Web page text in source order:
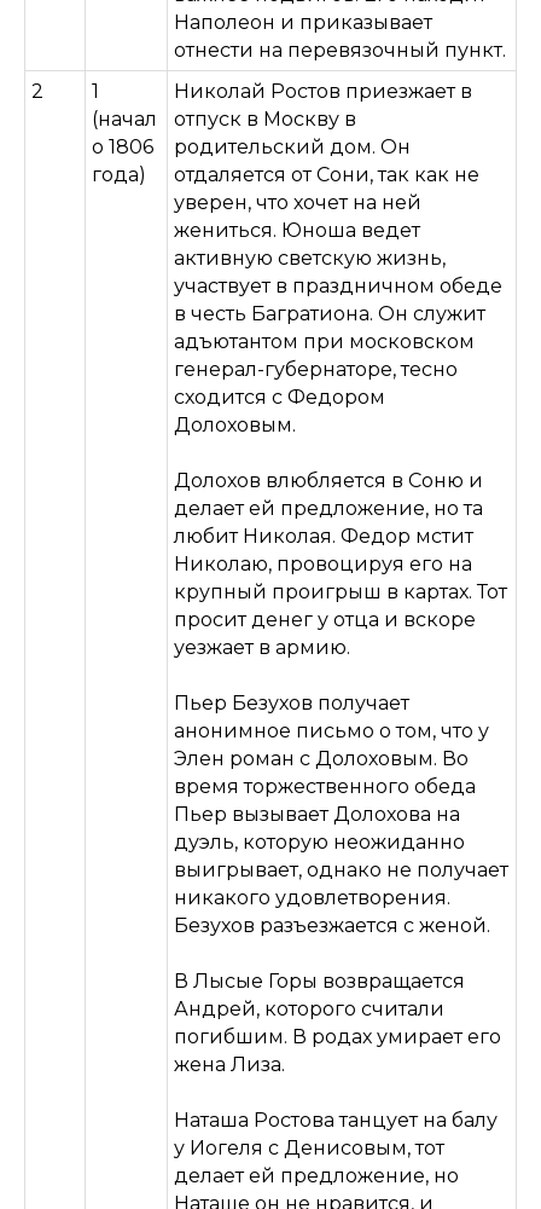
Наполеон и приказывает
отнести на перевязочный пункт.
2
1
(начал
о 1806
года)
Николай Ростов приезжает в
отпуск в Москву в
родительский дом. Он
отдаляется от Сони, так как не
уверен, что хочет на ней
жениться. Юноша ведет
активную светскую жизнь,
участвует в праздничном обеде
в честь Багратиона. Он служит
адъютантом при московском
генерал-губернаторе, тесно
сходится с Федором
Долоховым.
Долохов влюбляется в Соню и
делает ей предложение, но та
любит Николая. Федор мстит
Николаю, провоцируя его на
крупный проигрыш в картах. Тот
просит денег у отца и вскоре
уезжает в армию.
Пьер Безухов получает
анонимное письмо о том, что у
Элен роман с Долоховым. Во
время торжественного обеда
Пьер вызывает Долохова на
дуэль, которую неожиданно
выигрывает, однако не получает
никакого удовлетворения.
Безухов разъезжается с женой.
В Лысые Горы возвращается
Андрей, которого считали
погибшим. В родах умирает его
жена Лиза.
Наташа Ростова танцует на балу
у Иогеля с Денисовым, тот
делает ей предложение, но
Наташе он не нравится, и